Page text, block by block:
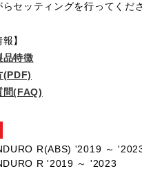
セッティングを行ってくだ
】
品特徴
(PDF)
問(FAQ)
R(ABS) '2019 ～
R '2019 ～ '2023